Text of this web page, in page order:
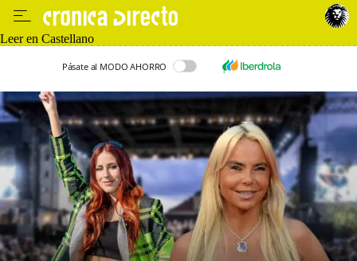
Leer en Castellano
Pásate al MODO AHORRO